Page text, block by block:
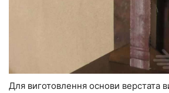
Для виготовлення основи верстата